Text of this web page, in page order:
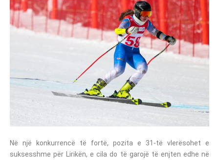
Në një konkurrencë të fortë, pozita e 31-të vlerësohet e
suksesshme për Lirikën, e cila do të garojë të enjten edhe në